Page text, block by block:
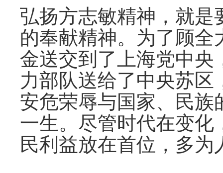
弘扬方志敏精神，就是
的奉献精神。为了顾
金送交到了上海党中央
力部队送给了中央苏
安危荣辱与国家、民族
一生。尽管时代在变化
民利益放在首位，多